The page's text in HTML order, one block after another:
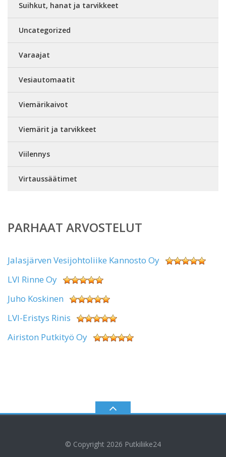
Suihkut, hanat ja tarvikkeet
Uncategorized
Varaajat
Vesiautomaatit
Viemärikaivot
Viemärit ja tarvikkeet
Viilennys
Virtaussäätimet
PARHAAT ARVOSTELUT
Jalasjärven Vesijohtoliike Kannosto Oy
LVI Rinne Oy
Juho Koskinen
LVI-Eristys Rinis
Airiston Putkityö Oy
© Copyright 2026 Putkiliike24